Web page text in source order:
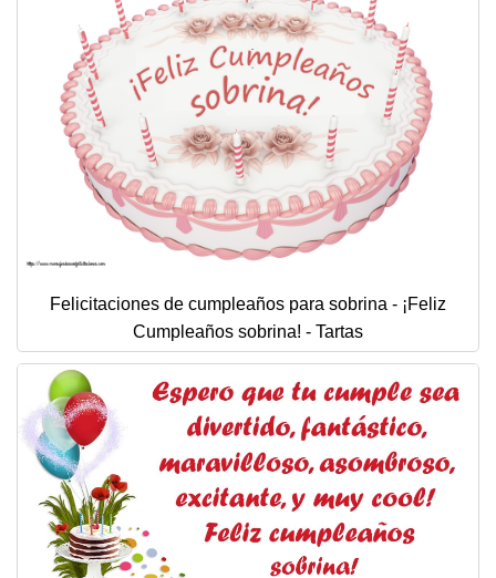
Felicitaciones de cumpleaños para sobrina - ¡Feliz
Cumpleaños sobrina! - Tartas